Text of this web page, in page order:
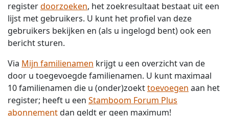
registerdoorzoeken, het zoekresultaat bestaat uit een
lijst met gebruikers. U kunt het profiel van deze
gebruikers bekijken en (als u ingelogd bent) ook een
bericht sturen.
Via Mijn familienamen krijgt u een overzicht van de
door u toegevoegde familienamen. U kunt maximaal
10 familienamen die u (onder)zoekttoevoegen aan het
register; heeft u een Stamboom Forum Plus
abonnementdan geldt er geen maximum!